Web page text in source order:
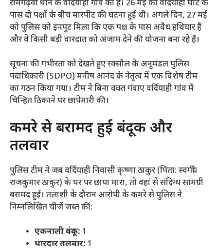
रामगढ़वा थाने के वर्दियाही गांव का है। 26 मई को वर्दियाही घाट के
पास दो पक्षों के बीच मारपीट की घटना हुई थी। अगले दिन, 27 मई
को पुलिस को इनपुट मिला कि एक पक्ष के पास अवैध हथियार हैं
और वे किसी बड़ी वारदात को अंजाम देने की योजना बना रहे हैं।
​सूचना की गंभीरता को देखते हुए रक्सौल के अनुमंडल पुलिस
पदाधिकारी (SDPO) मनीष आनंद के नेतृत्व में एक विशेष टीम
का गठन किया गया। टीम ने बिना वक्त गंवाए वर्दियाही गांव में
चिन्हित ठिकाने पर छापेमारी की।
​कमरे से बरामद हुई बंदूक और
तलवार
​पुलिस टीम ने जब वर्दियाही निवासी कृष्णा ठाकुर (पिता: स्वर्गीय
राजकुमार ठाकुर) के घर पर छापा मारा, तो वहां से संदिग्ध सामग्री
बरामद हुई। तलाशी के दौरान आरोपी के कमरे से पुलिस ने
निम्नलिखित चीजें जब्त कीं:
एकनाली बंदूक: 1
धारदार तलवार: 1